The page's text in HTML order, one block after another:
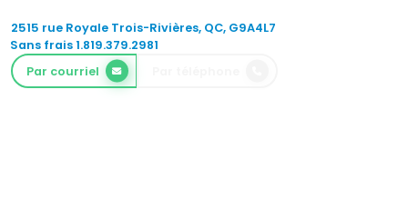
2515 rue Royale Trois-Rivières, QC, G9A4L7
Sans frais 1.819.379.2981
Par courriel